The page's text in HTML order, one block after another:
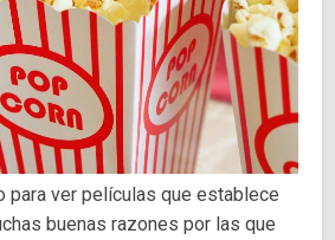
para ver películas que establece
buenas razones por las que